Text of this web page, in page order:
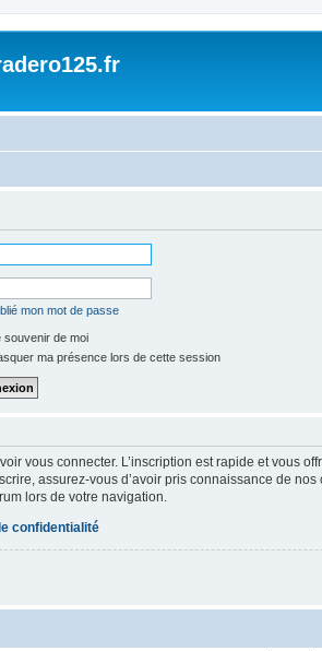
mon mot de passe
souvenir de moi
ma présence lors de cette session
vous connecter. L’inscription est rapide et vous
assurez-vous d’avoir pris connaissance de
lors de votre navigation.
confidentialité